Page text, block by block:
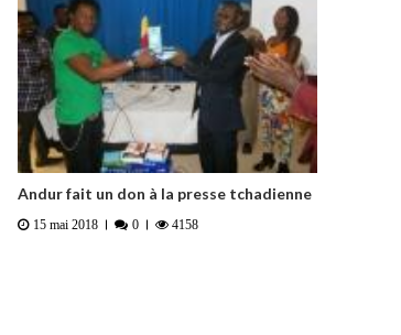
Andur fait un don à la presse tchadienne
15 mai 2018 0 4158